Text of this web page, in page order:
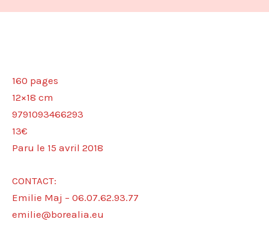
160 pages
12×18 cm
9791093466293
13€
Paru le 15 avril 2018
CONTACT:
Emilie Maj – 06.07.62.93.77
emilie@borealia.eu